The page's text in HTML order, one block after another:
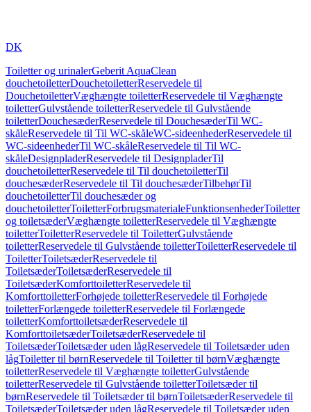
DK
Toiletter og urinalerGeberit AquaClean
douchetoiletterDouchetoiletterReservedele til
DouchetoiletterVæghængte toiletterReservedele til Væghængte
toiletterGulvstående toiletterReservedele til Gulvstående
toiletterDouchesæderReservedele til DouchesæderTil WC-
skåleReservedele til Til WC-skåleWC-sideenhederReservedele til
WC-sideenhederTil WC-skåleReservedele til Til WC-
skåleDesignpladerReservedele til DesignpladerTil
douchetoiletterReservedele til Til douchetoiletterTil
douchesæderReservedele til Til douchesæderTilbehørTil
douchetoiletterTil douchesæder og
douchetoiletterToiletterForbrugsmaterialeFunktionsenhederToiletter
og toiletsæderVæghængte toiletterReservedele til Væghængte
toiletterToiletterReservedele til ToiletterGulvstående
toiletterReservedele til Gulvstående toiletterToiletterReservedele til
ToiletterToiletsæderReservedele til
ToiletsæderToiletsæderReservedele til
ToiletsæderKomforttoiletterReservedele til
KomforttoiletterForhøjede toiletterReservedele til Forhøjede
toiletterForlængede toiletterReservedele til Forlængede
toiletterKomforttoiletsæderReservedele til
KomforttoiletsæderToiletsæderReservedele til
ToiletsæderToiletsæder uden lågReservedele til Toiletsæder uden
lågToiletter til børnReservedele til Toiletter til børnVæghængte
toiletterReservedele til Væghængte toiletterGulvstående
toiletterReservedele til Gulvstående toiletterToiletsæder til
børnReservedele til Toiletsæder til børnToiletsæderReservedele til
ToiletsæderToiletsæder uden lågReservedele til Toiletsæder uden